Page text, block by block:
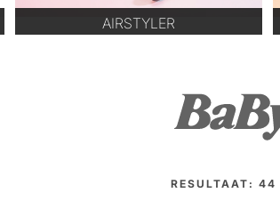
AIRSTYLER
RESULTAAT: 44